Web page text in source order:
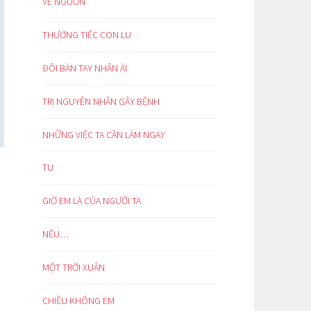
THƯƠNG TIẾC CON LU
ĐÔI BÀN TAY NHÂN ÁI
TRỊ NGUYÊN NHÂN GÂY BỆNH
NHỮNG VIỆC TA CẦN LÀM NGAY
TU
GIỜ EM LÀ CỦA NGƯỜI TA
NẾU…
MỘT TRỜI XUÂN
CHIỀU KHÔNG EM